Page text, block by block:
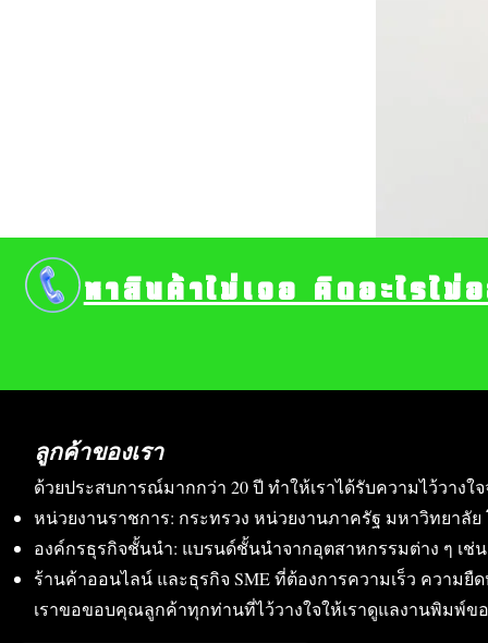
ลูกค้าของเรา
ด้วยประสบการณ์มากกว่า 20 ปี ทำให้เราได้รับความไว้วา
หน่วยงานราชการ: กระทรวง หน่วยงานภาครัฐ มหาวิทยาลัย
องค์กรธุรกิจชั้นนำ: แบรนด์ชั้นนำจากอุตสาหกรรมต่าง ๆ เช่
ร้านค้าออนไลน์ และธุรกิจ SME ที่ต้องการความเร็ว ความยื
เราขอขอบคุณลูกค้าทุกท่านที่ไว้วางใจให้เราดูแลงานพิมพ์ข
หาสินค้าไม่เจอ คิดอะไรไ